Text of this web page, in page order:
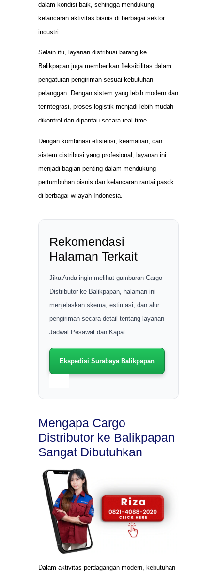
dalam kondisi baik, sehingga mendukung
kelancaran aktivitas bisnis di berbagai sektor
industri.
Selain itu, layanan distribusi barang ke
Balikpapan juga memberikan fleksibilitas dalam
pengaturan pengiriman sesuai kebutuhan
pelanggan. Dengan sistem yang lebih modern dan
terintegrasi, proses logistik menjadi lebih mudah
dikontrol dan dipantau secara real-time.
Dengan kombinasi efisiensi, keamanan, dan
sistem distribusi yang profesional, layanan ini
menjadi bagian penting dalam mendukung
pertumbuhan bisnis dan kelancaran rantai pasok
di berbagai wilayah Indonesia.
Rekomendasi
Halaman Terkait
Jika Anda ingin melihat gambaran Cargo
Distributor ke Balikpapan, halaman ini
menjelaskan skema, estimasi, dan alur
pengiriman secara detail tentang layanan
Jadwal Pesawat dan Kapal
Ekspedisi Surabaya Balikpapan
Mengapa Cargo
Distributor ke Balikpapan
Sangat Dibutuhkan
Dalam aktivitas perdagangan modern, kebutuhan